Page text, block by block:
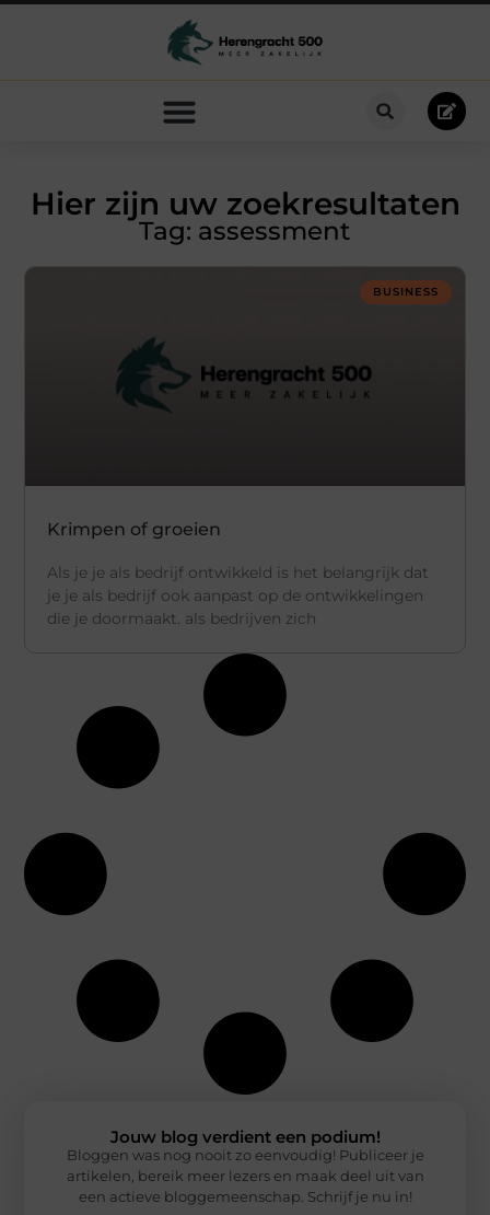
Hier zijn uw zoekresultaten
Tag: assessment
BUSINESS
Krimpen of groeien
Als je je als bedrijf ontwikkeld is het belangrijk dat
je je als bedrijf ook aanpast op de ontwikkelingen
die je doormaakt. als bedrijven zich
Jouw blog verdient een podium!
Bloggen was nog nooit zo eenvoudig! Publiceer je
artikelen, bereik meer lezers en maak deel uit van
een actieve bloggemeenschap. Schrijf je nu in!